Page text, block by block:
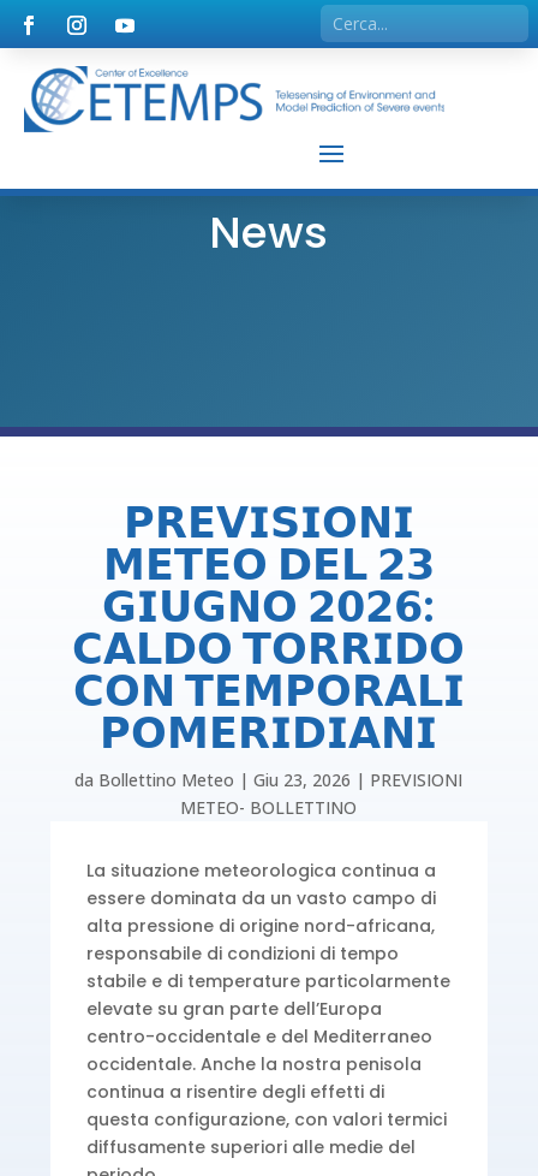
News
𝗣𝗥𝗘𝗩𝗜𝗦𝗜𝗢𝗡𝗜
𝗠𝗘𝗧𝗘𝗢 𝗗𝗘𝗟 𝟮𝟯
𝗚𝗜𝗨𝗚𝗡𝗢 𝟮𝟬𝟮𝟲:
𝗖𝗔𝗟𝗗𝗢 𝗧𝗢𝗥𝗥𝗜𝗗𝗢
𝗖𝗢𝗡 𝗧𝗘𝗠𝗣𝗢𝗥𝗔𝗟𝗜
𝗣𝗢𝗠𝗘𝗥𝗜𝗗𝗜𝗔𝗡𝗜
da Bollettino Meteo |Giu 23, 2026 | PREVISIONI
METEO- BOLLETTINO
La situazione meteorologica continua a
essere dominata da un vasto campo di
alta pressione di origine nord-africana,
responsabile di condizioni di tempo
stabile e di temperature particolarmente
elevate su gran parte dell’Europa
centro-occidentale e del Mediterraneo
occidentale. Anche la nostra penisola
continua a risentire degli effetti di
questa configurazione, con valori termici
diffusamente superiori alle medie del